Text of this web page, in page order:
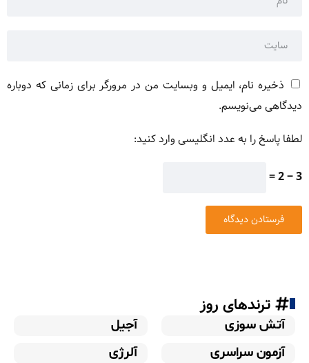
ذخیره نام، ایمیل و وبسایت من در مرورگر برای زمانی که دوباره
دیدگاهی می‌نویسم.
لطفا پاسخ را به عدد انگلیسی وارد کنید:
3 − 2 =
ترندهای روز
آتش سوزی
آجیل
آزمون سراسری
آلرژی